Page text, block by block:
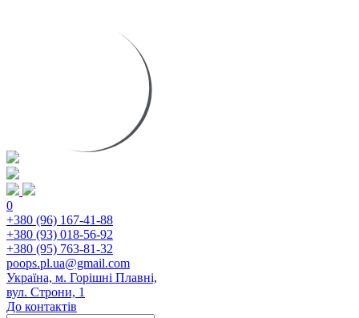
0
+380 (96) 167-41-88
+380 (93) 018-56-92
+380 (95) 763-81-32
poops.pl.ua@gmail.com
Україна, м. Горішні Плавні,
вул. Строни, 1
До контактів